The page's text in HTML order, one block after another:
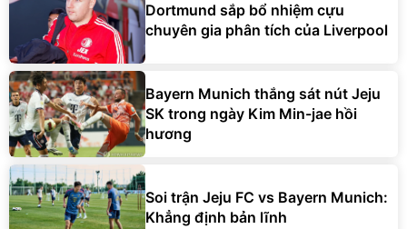
Dortmund sắp bổ nhiệm cựu
chuyên gia phân tích của Liverpool
Bayern Munich thắng sát nút Jeju
SK trong ngày Kim Min-jae hồi
hương
Soi trận Jeju FC vs Bayern Munich:
Khẳng định bản lĩnh